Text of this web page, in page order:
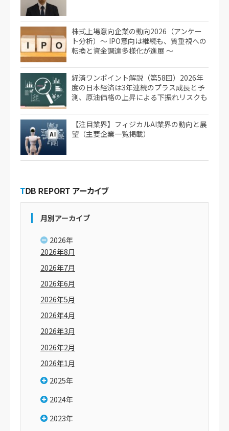
株式上場意向企業の動向2026（アンケー
ト分析）～ IPO意向は継続も、質重視への
転換と資金調達多様化が進展 ～
経済ワンポイント解説（第58回）2026年
度の日本経済は3年連続のプラス成長と予
測、原油価格の上昇による下振れリスクも
【注目業界】フィジカルAI業界の動向と展
望（主要企業一覧掲載）
月別アーカイブ
2026年
2026年8月
2026年7月
2026年6月
2026年5月
2026年4月
2026年3月
2026年2月
2026年1月
2025年
2024年
2023年